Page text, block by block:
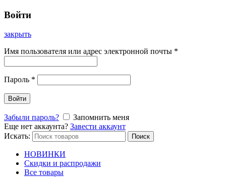
Войти
закрыть
Имя пользователя или адрес электронной почты *
Пароль *
Войти
Забыли пароль?
Запомнить меня
Еще нет аккаунта? Завести аккаунт
Искать:
Поиск
НОВИНКИ
Скидки и распродажи
Все товары